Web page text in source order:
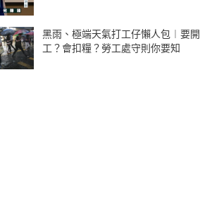
黑雨、極端天氣打工仔懶人包︱要開
工？會扣糧？勞工處守則你要知